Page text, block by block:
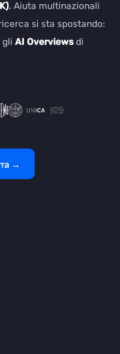
. Aiuta multinazionali
si sta spostando:
gli AI Overviewsdi
→